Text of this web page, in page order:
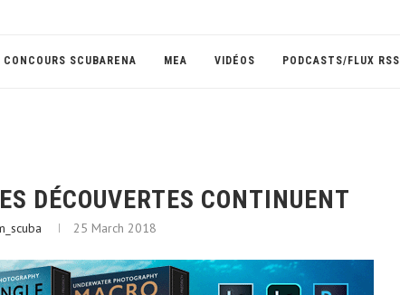
CONCOURS SCUBARENA MEA VIDÉOS PODCASTS/FLUX RSS
DÉCOUVERTES CONTINUENT
25 March 2018